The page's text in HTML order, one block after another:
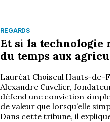
REGARDS
Et si la technologie
du temps aux
Lauréat Choiseul Hauts-de-
Alexandre Cuvelier,
défend une conviction simple
de valeur que lorsqu’elle
Dans cette tribune, il